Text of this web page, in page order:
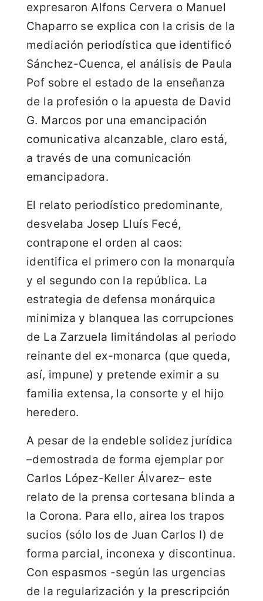
expresaron Alfons Cervera o Manuel
Chaparro se explica con la crisis de la
mediación periodística que identificó
Sánchez-Cuenca, el análisis de Paula
Pof sobre el estado de la enseñanza
de la profesión o la apuesta de David
G. Marcos por una emancipación
comunicativa alcanzable, claro está,
a través de una comunicación
emancipadora.
El relato periodístico predominante,
desvelaba Josep Lluís Fecé,
contrapone el orden al caos:
identifica el primero con la monarquía
y el segundo con la república. La
estrategia de defensa monárquica
minimiza y blanquea las corrupciones
de La Zarzuela limitándolas al periodo
reinante del ex-monarca (que queda,
así, impune) y pretende eximir a su
familia extensa, la consorte y el hijo
heredero.
A pesar de la endeble solidez jurídica
–demostrada de forma ejemplar por
Carlos López-Keller Álvarez– este
relato de la prensa cortesana blinda a
la Corona. Para ello, airea los trapos
sucios (sólo los de Juan Carlos I) de
forma parcial, inconexa y discontinua.
Con espasmos -según las urgencias
de la regularización y la prescripción